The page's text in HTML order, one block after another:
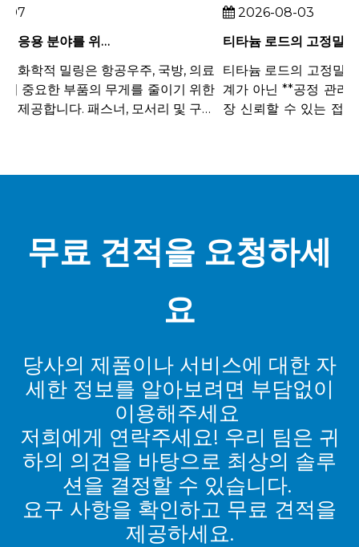
무게가 중요한 응용 분야를 위한 티타늄 시트의 화학적 밀링
학적 밀링은 항공우주, 국방, 의료
중요한 부품의 무게를 줄이기 위한
공합니다. 패스너, 모서리 및 구조
2026-08-03
티타늄 로드의 고정밀 표
계가 아닌 **공정 관리**
장 신뢰할 수 있는 접근
무료 견적을 요청하세
요
당사의 제품이나 서비스에 대한 자
세한 정보를 알아보려면 부담없이
이용해주세요
저희에게 연락주세요! 우리 팀은 귀
하의 의견을 바탕으로 최상의 솔루
션을 결정할 수 있습니다.
요구 사항을 확인하고 무료 견적을
제공하세요.